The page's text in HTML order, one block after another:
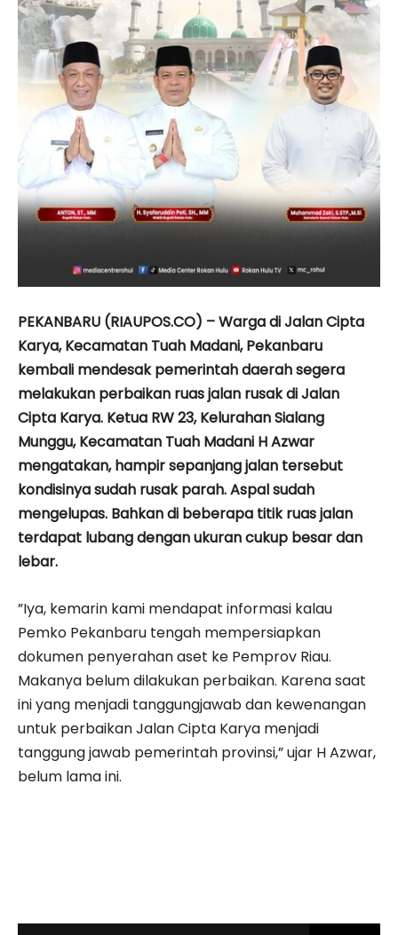
PEKANBARU (RIAUPOS.CO) – Warga di Jalan Cipta
Karya, Kecamatan Tuah Madani, Pekanbaru
kembali mendesak pemerintah daerah segera
melakukan perbaikan ruas jalan rusak di Jalan
Cipta Karya. Ketua RW 23, Kelurahan Sialang
Munggu, Kecamatan Tuah Madani H Azwar
mengatakan, hampir sepanjang jalan tersebut
kondisinya sudah rusak parah. Aspal sudah
mengelupas. Bahkan di beberapa titik ruas jalan
terdapat lubang dengan ukuran cukup besar dan
lebar.
”Iya, kemarin kami mendapat informasi kalau
Pemko Pekanbaru tengah mempersiapkan
dokumen penyerahan aset ke Pemprov Riau.
Makanya belum dilakukan perbaikan. Karena saat
ini yang menjadi tanggungjawab dan kewenangan
untuk perbaikan Jalan Cipta Karya menjadi
tanggung jawab pemerintah provinsi,” ujar H Azwar,
belum lama ini.